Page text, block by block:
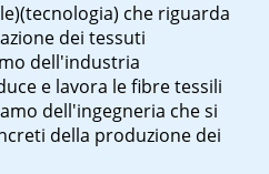
che riguarda
dei tessuti
dell'industria
e lavora le fibre tessili
dell'ingegneria che si
della produzione dei